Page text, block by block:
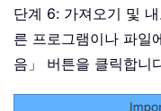
단계 6: 가져오기 및
른 프로그램이나 파일
음」 버튼을 클릭합니